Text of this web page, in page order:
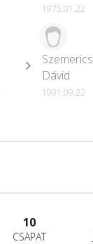
1975.01.22
Szemerics
Dávid
1991.09.22
10
CSAPAT